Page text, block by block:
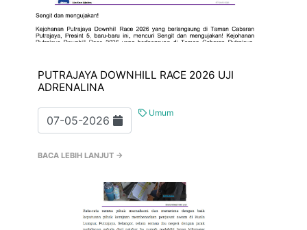
PUTRAJAYA DOWNHILL RACE 2026 UJI
ADRENALINA
07-05-2026
Umum
BACA LEBIH LANJUT →